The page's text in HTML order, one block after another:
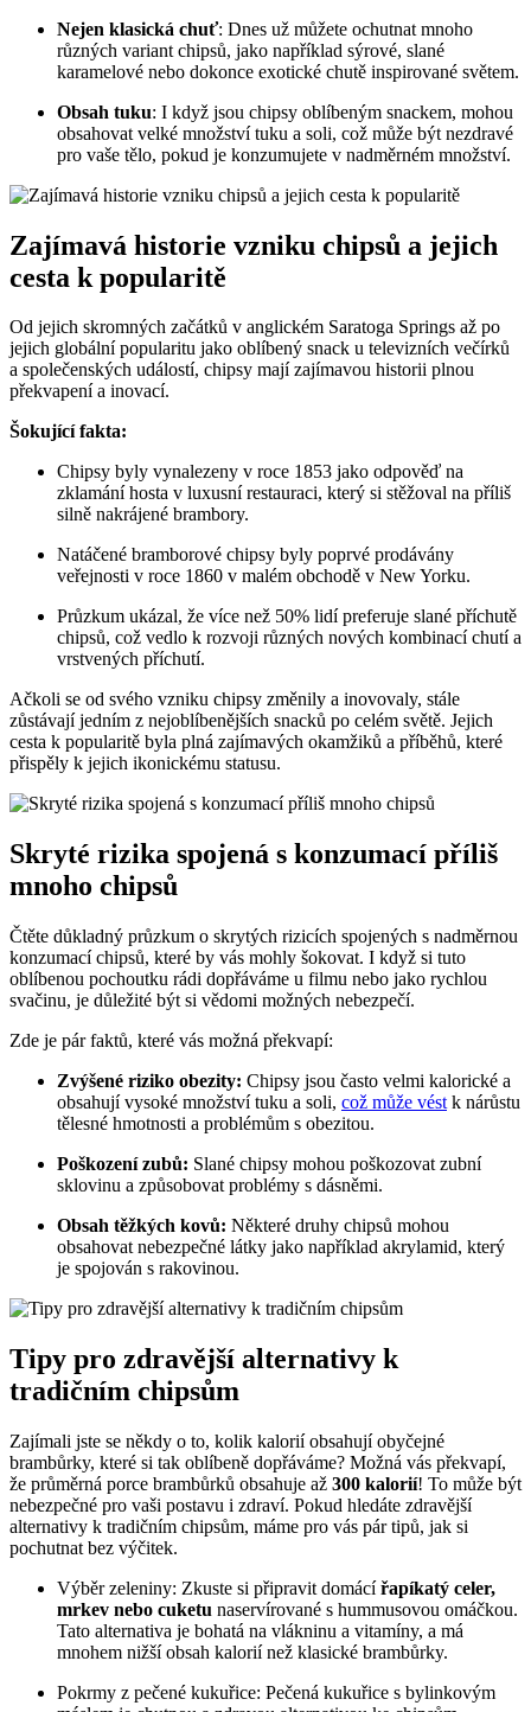
Nejen klasická chuť: Dnes už můžete ochutnat mnoho
různých variant chipsů, jako například sýrové, slané
karamelové nebo dokonce exotické chutě inspirované světem.
Obsah tuku: I když jsou chipsy oblíbeným snackem, mohou
obsahovat velké množství tuku a soli, což může být nezdravé
pro vaše tělo, pokud je konzumujete v nadměrném množství.
Zajímavá historie vzniku chipsů a jejich
cesta k popularitě
Od jejich skromných začátků v anglickém Saratoga Springs až po
jejich globální popularitu jako oblíbený snack u televizních večírků
a společenských událostí, chipsy mají zajímavou historii plnou
překvapení a inovací.
Šokující fakta:
Chipsy byly vynalezeny v roce 1853 jako odpověď na
zklamání hosta v luxusní restauraci, který si stěžoval na příliš
silně nakrájené brambory.
Natáčené bramborové chipsy byly poprvé prodávány
veřejnosti v roce 1860 v malém obchodě v New Yorku.
Průzkum ukázal, že více než 50% lidí preferuje slané příchutě
chipsů, což vedlo k rozvoji různých nových kombinací chutí a
vrstvených příchutí.
Ačkoli se od svého vzniku chipsy změnily a inovovaly, stále
zůstávají jedním z nejoblíbenějších snacků po celém světě. Jejich
cesta k popularitě byla plná zajímavých okamžiků a příběhů, které
přispěly k jejich ikonickému statusu.
Skryté rizika spojená s konzumací příliš
mnoho chipsů
Čtěte důkladný průzkum o skrytých rizicích spojených s nadměrnou
konzumací chipsů, které by vás mohly šokovat. I když si tuto
oblíbenou pochoutku rádi dopřáváme u filmu nebo jako rychlou
svačinu, je důležité být si vědomi možných nebezpečí.
Zde je pár faktů, které vás možná překvapí:
Zvýšené riziko obezity: Chipsy jsou často velmi kalorické a
obsahují vysoké množství tuku a soli, což může vést k nárůstu
tělesné hmotnosti a problémům s obezitou.
Poškození zubů: Slané chipsy mohou poškozovat zubní
sklovinu a způsobovat problémy s dásněmi.
Obsah těžkých kovů: Některé druhy chipsů mohou
obsahovat nebezpečné látky jako například akrylamid, který
je spojován s rakovinou.
Tipy pro zdravější alternativy k
tradičním chipsům
Zajímali jste se někdy o to, kolik kalorií obsahují obyčejné
brambůrky, které si tak oblíbeně dopřáváme? Možná vás překvapí,
že průměrná porce brambůrků obsahuje až 300 kalorií! To může být
nebezpečné pro vaši postavu i zdraví. Pokud hledáte zdravější
alternativy k tradičním chipsům, máme pro vás pár tipů, jak si
pochutnat bez výčitek.
Výběr zeleniny: Zkuste si připravit domácířapíkatý celer,
mrkev nebo cuketu naservírované s hummusovou omáčkou.
Tato alternativa je bohatá na vlákninu a vitamíny, a má
mnohem nižší obsah kalorií než klasické brambůrky.
Pokrmy z pečené kukuřice: Pečená kukuřice s bylinkovým